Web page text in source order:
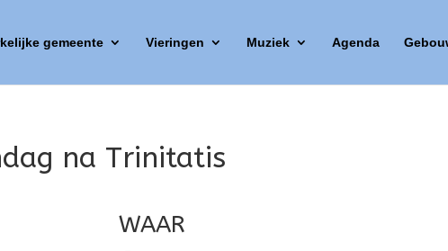
gemeente Vieringen Muziek Agenda
na Trinitatis
WAAR